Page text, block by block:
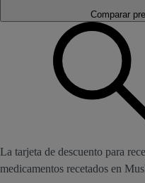
Comparar
La tarjeta de descuento para
medicamentos recetados en